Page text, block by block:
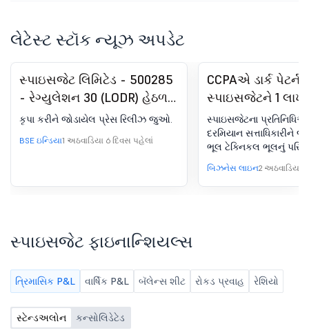
લેટેસ્ટ સ્ટૉક ન્યૂઝ અપડેટ
સ્પાઇસજેટ લિમિટેડ - 500285
- રેગ્યુલેશન 30 (LODR) હેઠળ
જાહેરાત - પ્રેસ રિલીઝ /
મીડિયા રિલીઝ
કૃપા કરીને જોડાયેલ પ્રેસ રિલીઝ જુઓ.
BSE ઇન્ડિયા1 અઠવાડિયા 6 દિવસ પહેલાં
CCPAએ ડાર્ક પેટર્ન
સ્પાઇસજેટને 1
સ્પાઇસજેટના
દરમિયાન સત્તાધિકારીને
ભૂલ ટેક્નિકલ ભૂલનું
બિઝનેસ લાઇન2 અઠવાડિયા
સ્પાઇસજેટ ફાઇનાન્શિયલ્સ
ત્રિમાસિક P&L વાર્ષિક P&L બૅલેન્સ શીટ રોકડ પ્રવાહ રેશિયો
સ્ટેન્ડઅલોન કન્સોલિડેટેડ